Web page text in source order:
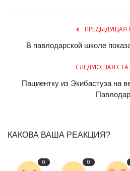
ПРЕДЫДУЩАЯ
В павлодарской школе
СЛЕДУЮЩАЯ
Пациентку из Экибастуза на
Павлодар
КАКОВА ВАША РЕАКЦИЯ?
0 0